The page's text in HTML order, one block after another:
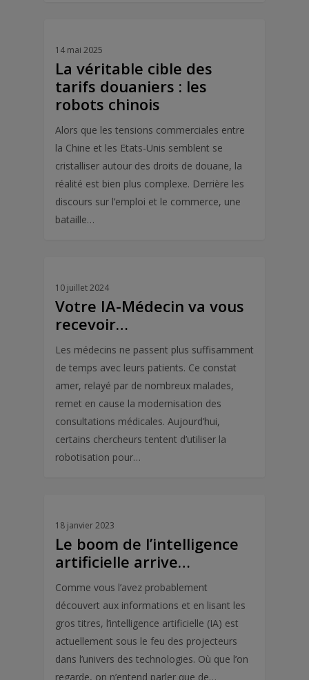
14 mai 2025
La véritable cible des
tarifs douaniers : les
robots chinois
Alors que les tensions commerciales entre
la Chine et les Etats-Unis semblent se
cristalliser autour des droits de douane, la
réalité est bien plus complexe. Derrière les
discours sur l’emploi et le commerce, une
bataille…
10 juillet 2024
Votre IA-Médecin va vous
recevoir…
Les médecins ne passent plus suffisamment
de temps avec leurs patients. Ce constat
amer, relayé par de nombreux malades,
remet en cause la modernisation des
consultations médicales. Aujourd’hui,
certains chercheurs tentent d’utiliser la
robotisation pour…
18 janvier 2023
Le boom de l’intelligence
artificielle arrive…
Comme vous l’avez probablement
découvert aux informations et en lisant les
gros titres, l’intelligence artificielle (IA) est
actuellement sous le feu des projecteurs
dans l’univers des technologies. Où que l’on
regarde, on n’entend parler que de…